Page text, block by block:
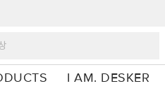
I AM. DESKER